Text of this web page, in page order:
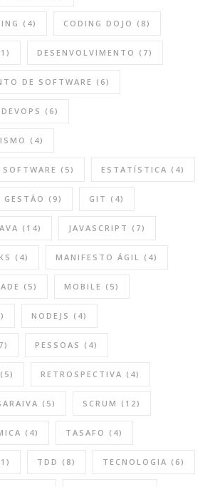
(4) CODING DOJO (8)
DESENVOLVIMENTO (7)
DE SOFTWARE (6)
DEVOPS (6)
(4)
(5) ESTATÍSTICA (4)
GESTÃO (9) GIT (4)
(14) JAVASCRIPT (7)
(4) MANIFESTO ÁGIL (4)
(5) MOBILE (5)
NODEJS (4)
PESSOAS (4)
(5) RETROSPECTIVA (4)
(5) SCRUM (12)
(4) TASAFO (4)
TDD (8) TECNOLOGIA (6)